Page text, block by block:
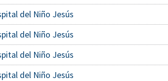
del Niño Jesús
del Niño Jesús
del Niño Jesús
del Niño Jesús